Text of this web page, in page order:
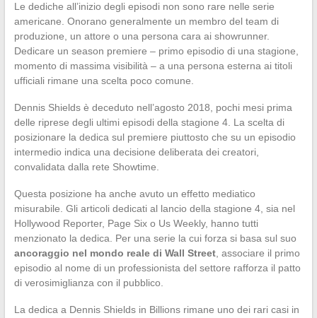
Le dediche all’inizio degli episodi non sono rare nelle serie
americane. Onorano generalmente un membro del team di
produzione, un attore o una persona cara ai showrunner.
Dedicare un season premiere – primo episodio di una stagione,
momento di massima visibilità – a una persona esterna ai titoli
ufficiali rimane una scelta poco comune.
Dennis Shields è deceduto nell’agosto 2018, pochi mesi prima
delle riprese degli ultimi episodi della stagione 4. La scelta di
posizionare la dedica sul premiere piuttosto che su un episodio
intermedio indica una decisione deliberata dei creatori,
convalidata dalla rete Showtime.
Questa posizione ha anche avuto un effetto mediatico
misurabile. Gli articoli dedicati al lancio della stagione 4, sia nel
Hollywood Reporter, Page Six o Us Weekly, hanno tutti
menzionato la dedica. Per una serie la cui forza si basa sul suo
ancoraggio nel mondo reale di Wall Street, associare il primo
episodio al nome di un professionista del settore rafforza il patto
di verosimiglianza con il pubblico.
La dedica a Dennis Shields in Billions rimane uno dei rari casi in